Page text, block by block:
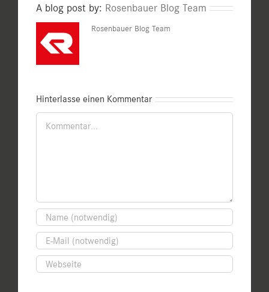
A blog post by: Rosenbauer Blog Team
Rosenbauer Blog Team
Hinterlasse einen Kommentar
Kommentar